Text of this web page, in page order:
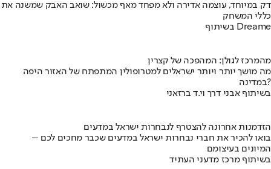
דק במיוחד, עוצמה אדירה ולא מפחד מאף מכשול: שואב האבק שמשנה את
כללי המשחק
בשיתוף Dreame
מהמרכז לגולן: המהפכה של קצרין
מה מושך יותר ויותר ישראלים למטרופולין המתפתח של האזור היפה
במדינה?
בשיתוף אבני דרך וי.ד ברזאני
הזדמנות אחרונה להצטרף לנבחרות ישראל במדעים
בואו להכיר את חברי נבחרות ישראל במדעים שכבר מחכים לכם –
המיונים בעיצומם
בשיתוף מרכז מדעני העתיד